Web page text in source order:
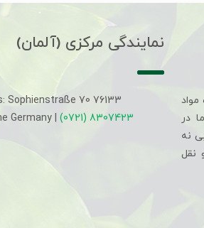
در
نه
نقل
نمایندگی مرکزی (آلمان)
Sophienstraße 70 76133
Germany | (0721) 8307423